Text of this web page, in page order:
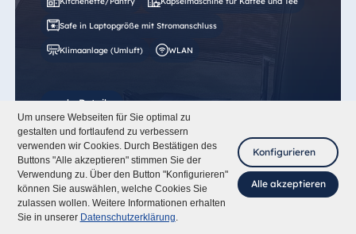
Um unsere Webseiten für Sie optimal zu
gestalten und fortlaufend zu verbessern
verwenden wir Cookies. Durch Bestätigen des
Buttons "Alle akzeptieren" stimmen Sie der
Verwendung zu. Über den Button "Konfigurieren"
können Sie auswählen, welche Cookies Sie
zulassen wollen. Weitere Informationen erhalten
Sie in unserer Datenschutzerklärung.
Konfigurieren
Alle akzeptieren
Safe in Laptopgröße mit Stromanschluss
Klimaanlage (Umluft) WLAN
mehr Details
Fragen Sie mich